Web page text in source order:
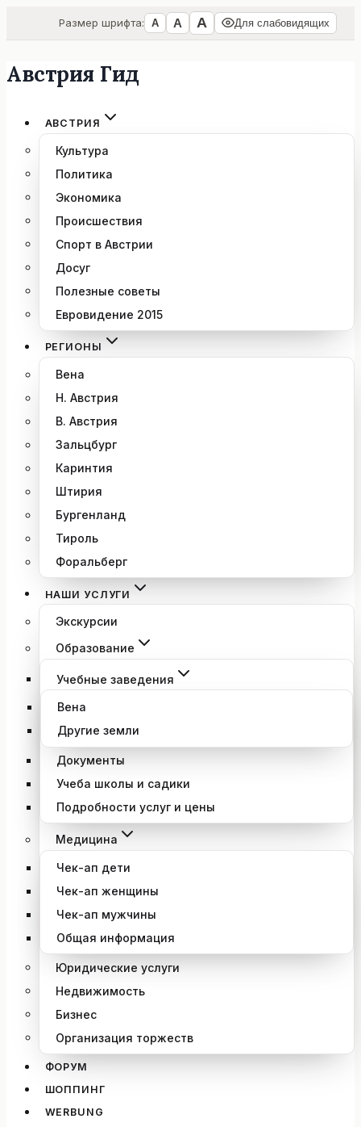
Размер шрифта: А А А Для слабовидящих
Перейти
содержимому
Австрия Гид
АВСТРИЯ
Культура
Политика
Экономика
Происшествия
Спорт в Австрии
Досуг
Полезные советы
Евровидение 2015
РЕГИОНЫ
Вена
Н. Австрия
В. Австрия
Зальцбург
Каринтия
Штирия
Бургенланд
Тироль
Форальберг
НАШИ УСЛУГИ
Экскурсии
Образование
Учебные заведения
Вена
Другие земли
Документы
Учеба школы и садики
Подробности услуг и цены
Медицина
Чек-ап дети
Чек-ап женщины
Чек-ап мужчины
Общая информация
Юридические услуги
Недвижимость
Бизнес
Организация торжеств
ФОРУМ
ШОППИНГ
WERBUNG